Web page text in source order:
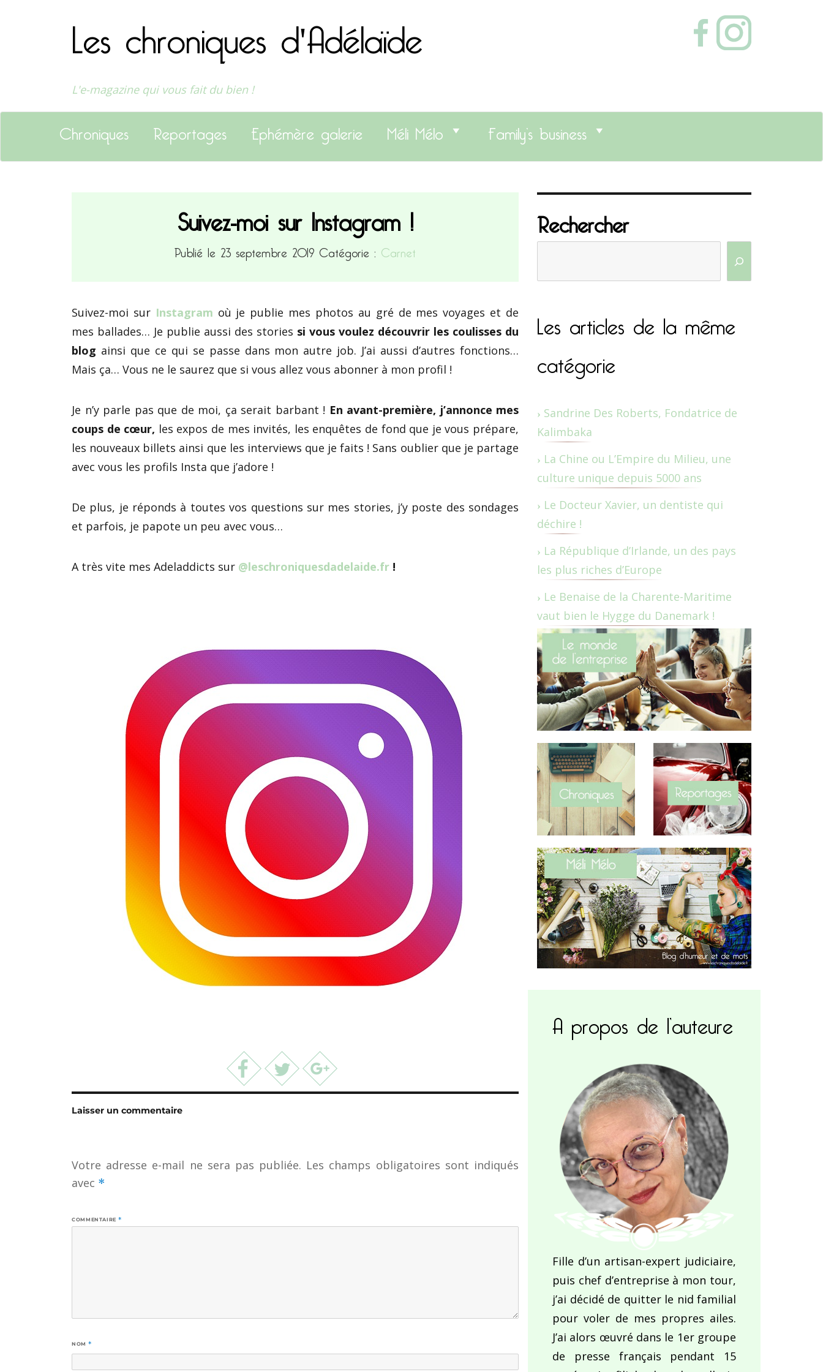
Les chroniques d'Adélaïde
L'e-magazine qui vous fait du bien !
Chroniques Reportages Ephémère galerie Méli Mélo Family’s business
Suivez-moi sur Instagram !
Publié le 23 septembre 2019 Catégorie : Carnet
Suivez-moi sur Instagram où je publie mes photos au gré de mes voyages et de
mes ballades… Je publie aussi des stories si vous voulez découvrir les coulisses du
blog ainsi que ce qui se passe dans mon autre job. J’ai aussi d’autres fonctions…
Mais ça… Vous ne le saurez que si vous allez vous abonner à mon profil !
Je n’y parle pas que de moi, ça serait barbant ! En avant-première, j’annonce mes
coups de cœur, les expos de mes invités, les enquêtes de fond que je vous prépare,
les nouveaux billets ainsi que les interviews que je faits ! Sans oublier que je partage
avec vous les profils Insta que j’adore !
De plus, je réponds à toutes vos questions sur mes stories, j’y poste des sondages
et parfois, je papote un peu avec vous…
A très vite mes Adeladdicts sur @leschroniquesdadelaide.fr !
Laisser un commentaire
Votre adresse e-mail ne sera pas publiée. Les champs obligatoires sont indiqués
avec *
COMMENTAIRE *
NOM *
Rechercher
Les articles de la même
catégorie
Sandrine Des Roberts, Fondatrice de
Kalimbaka
La Chine ou L’Empire du Milieu, une
culture unique depuis 5000 ans
Le Docteur Xavier, un dentiste qui
déchire !
La République d’Irlande, un des pays
les plus riches d’Europe
Le Benaise de la Charente-Maritime
vaut bien le Hygge du Danemark !
A propos de l’auteure
Fille d’un artisan-expert judiciaire,
puis chef d’entreprise à mon tour,
j’ai décidé de quitter le nid familial
pour voler de mes propres ailes.
J’ai alors œuvré dans le 1er groupe
de presse français pendant 15